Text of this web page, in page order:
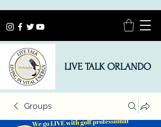
LIVE TALK ORLANDO
Groups